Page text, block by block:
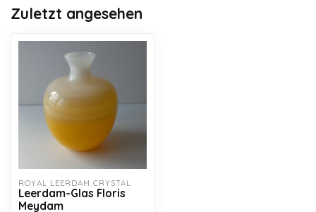
Zuletzt angesehen
ROYAL LEERDAM CRYSTAL
Leerdam-Glas Floris
Meydam